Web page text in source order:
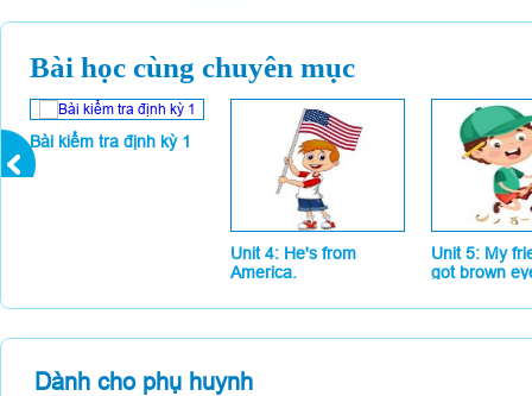
Bài học cùng chuyên mục
Bài kiểm tra định kỳ 1
Unit 4: He's from
America.
Unit 5: My
got brown
Dành cho phụ huynh